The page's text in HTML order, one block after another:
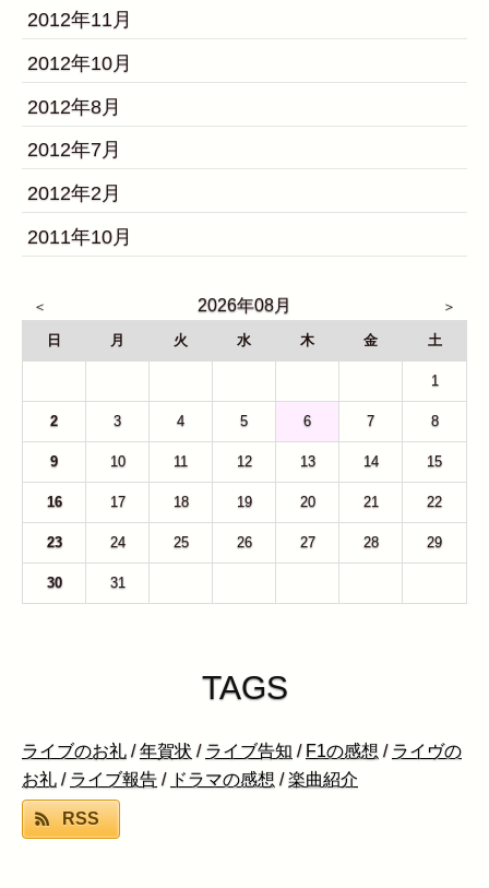
2012年11月
2012年10月
2012年8月
2012年7月
2012年2月
2011年10月
2026年08月
日 月 火 水 木 金 土
1
2 3 4 5 6 7 8
9 10 11 12 13 14 15
16 17 18 19 20 21 22
23 24 25 26 27 28 29
30 31
TAGS
ライブのお礼 /年賀状 / ライブ告知 / F1の感想 / ライヴの
お礼 / ライブ報告 / ドラマの感想 /楽曲紹介
RSS